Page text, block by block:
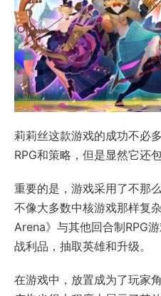
莉莉丝这款游戏的成功不必
RPG和策略，但是显然它还
重要的是，游戏采用了不那
不像大多数中核游戏那样复
Arena》与其他回合制RPG
战利品，抽取英雄和升级。
在游戏中，放置成为了玩家